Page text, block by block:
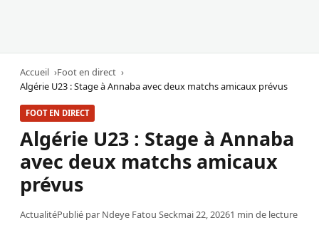
Accueil
Foot en direct
Algérie U23 : Stage à Annaba avec deux matchs amicaux prévus
FOOT EN DIRECT
Algérie U23 : Stage à Annaba
avec deux matchs amicaux
prévus
ActualitéPublié par Ndeye Fatou Seckmai 22, 20261 min de lecture